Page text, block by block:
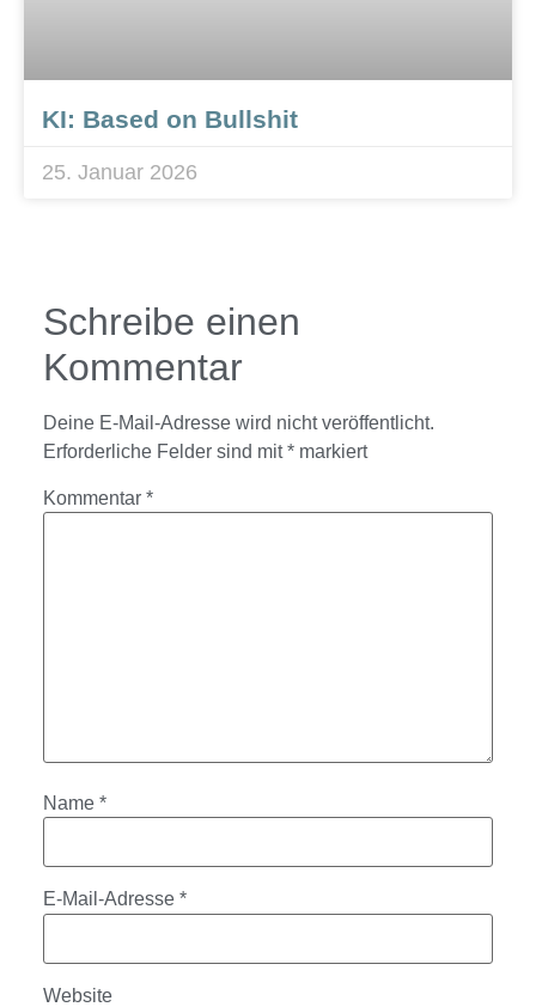
KI: Based on Bullshit
25. Januar 2026
Schreibe einen
Kommentar
Deine E-Mail-Adresse wird nicht veröffentlicht.
Erforderliche Felder sind mit* markiert
Kommentar *
Name *
E-Mail-Adresse *
Website